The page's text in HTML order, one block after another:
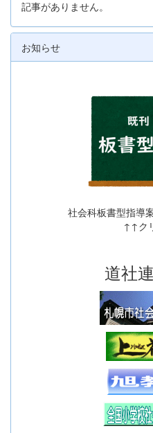
記事がありません。
お知らせ
社会科板書型指導
↑↑ク
道社